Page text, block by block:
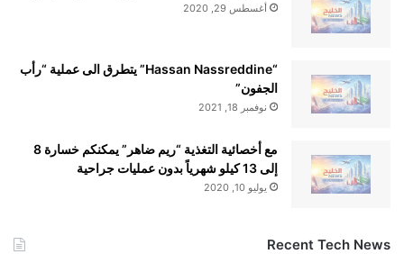
أغسطس 29, 2020
“Hassan Nassreddine” يتطرق الى عملية “رأب
الجفون”
نوفمبر 18, 2021
مع أخصائية التغذية “ريم ضاهر” يمكنكم خسارة 8
إلى 13 كيلو شهرياً بدون عمليات جراحية
يوليو 10, 2020
Recent Tech News